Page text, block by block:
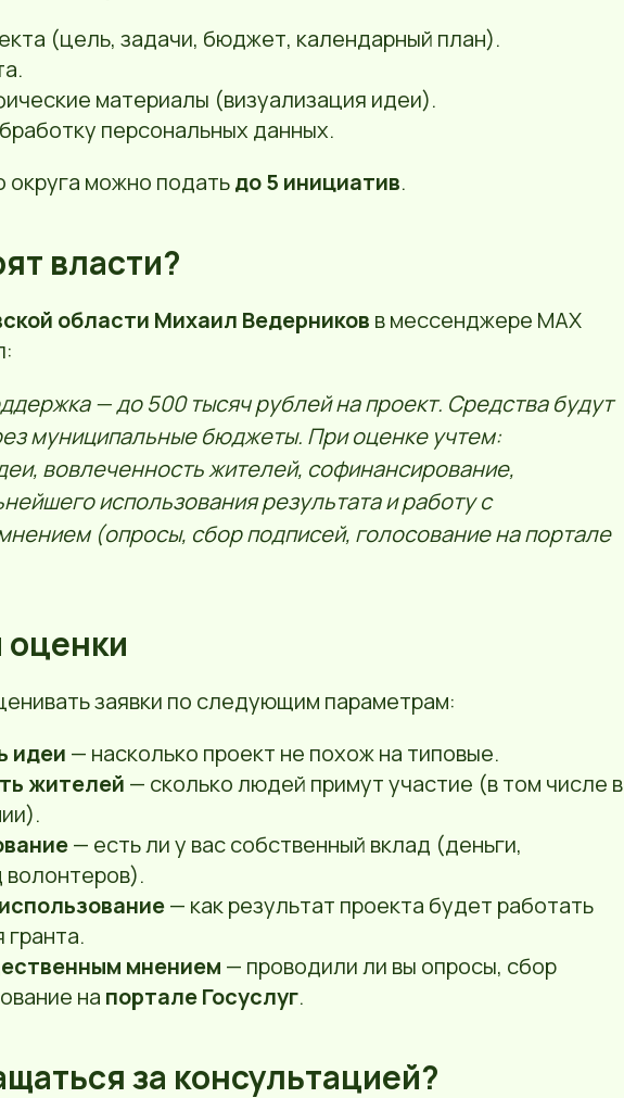
(цель, задачи, бюджет, календарный план).
материалы (визуализация идеи).
персональных данных.
округа можно податьдо 5 инициатив.
власти?
области Михаил Ведерников в мессенджере МАХ
— до 500 тысяч рублей на проект. Средства будут
муниципальные бюджеты. При оценке учтем:
вовлеченность жителей, софинансирование,
использования результата и работу с
(опросы, сбор подписей, голосование на портале
оценки
заявки по следующим параметрам:
идеи — насколько проект не похож на типовые.
жителей — сколько людей примут участие (в том числе в
— есть ли у вас собственный вклад (деньги,
— как результат проекта будет работать
гранта.
мнением — проводили ли вы опросы, сбор
на портале Госуслуг.
за консультацией?